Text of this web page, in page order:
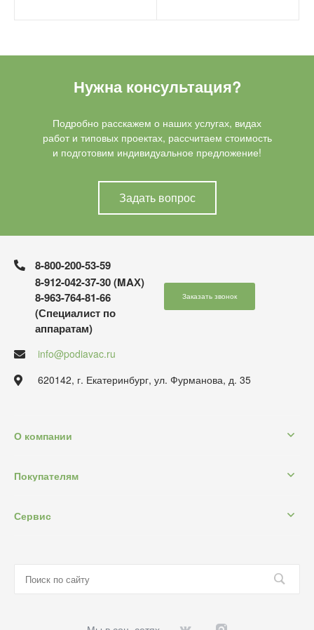
Нужна консультация?
Подробно расскажем о наших услугах, видах
работ и типовых проектах, рассчитаем стоимость
и подготовим индивидуальное предложение!
Задать вопрос
8-800-200-53-59
8-912-042-37-30 (MAХ)
8-963-764-81-66
(Специалист по
аппаратам)
Заказать звонок
info@podiavac.ru
620142, г. Екатеринбург, ул. Фурманова, д. 35
О компании
Покупателям
Сервис